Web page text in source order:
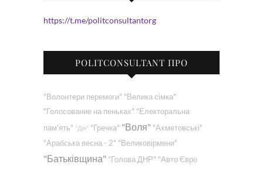
https://t.me/politconsultantorg
POLITCONSULTANT ПРО
"Волонтери перемоги" "Велика сімка"
"Голосование на пеньках" "Електоральна
пам'ять" "Дія" "Гречка" "Воля" "Ахметовські"
"Арабська весна - 2" "Великовірмени"
"Батьківщина" "Голова ДНР" "Авто Євро